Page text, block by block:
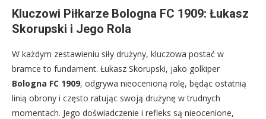
Kluczowi Piłkarze Bologna FC 1909: Łukasz
Skorupski i Jego Rola
W każdym zestawieniu siły drużyny, kluczowa postać w
bramce to fundament. Łukasz Skorupski, jako golkiper
Bologna FC 1909, odgrywa nieocenioną rolę, będąc ostatnią
linią obrony i często ratując swoją drużynę w trudnych
momentach. Jego doświadczenie i refleks są nieocenione,